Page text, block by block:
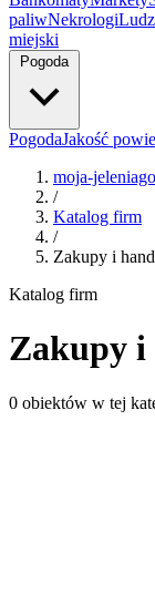
paliwNekrologi
miejski
Pogoda
PogodaJakość
moja-
/
Katalog firm
/
Zakupy i
Katalog firm
Zakupy i
0 obiektów w tej